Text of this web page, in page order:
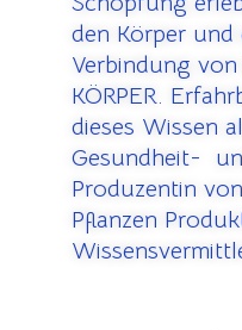
den Körper und
Verbindung von
KÖRPER.
dieses Wissen
Gesundheit-
Produzentin
Pflanzen